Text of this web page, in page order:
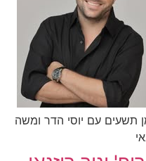
תשעים עם יוסי הדר ומשה